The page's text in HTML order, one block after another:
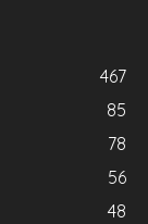
467
85
78
56
48